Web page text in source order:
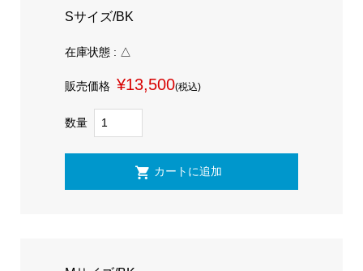
Sサイズ/BK
在庫状態 : △
販売価格 ¥13,500(税込)
数量